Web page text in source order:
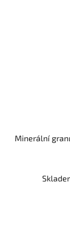
Minerální